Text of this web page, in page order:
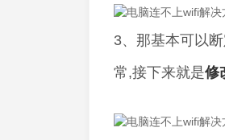
3、那基本可以
常,接下来就是修